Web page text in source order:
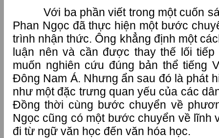
Với ba phần viết trong một cuốn
Phan Ngọc đã thực hiện một bước
trình nhận thức. Ông khẳng định một
luận nên và cần được thay thế lối
muốn nghiên cứu đúng bản thể tiếng
Đông Nam Á. Nhưng ẩn sau đó là phát
như một đặc trưng quan yếu của các
Đồng thời cùng bước chuyển về
Ngọc cũng có một bước chuyển về lĩnh
đi từ ngữ văn học đến văn hóa học.